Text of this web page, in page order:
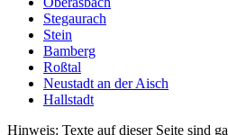
Stegaurach
Stein
Bamberg
Roßtal
Neustadt an der Aisch
Hallstadt
Hinweis: Texte auf dieser Seite sind